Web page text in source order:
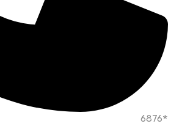
*6876